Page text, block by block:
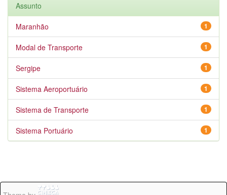
Assunto
1
Maranhão
1
Modal de Transporte
1
Sergipe
1
Sistema Aeroportuário
1
Sistema de Transporte
1
Sistema Portuário